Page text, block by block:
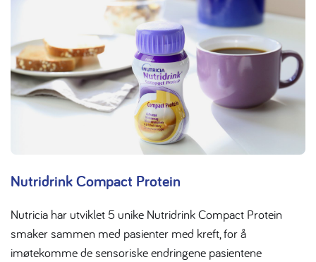
Nutridrink Compact Protein
Nutricia har utviklet 5 unike Nutridrink Compact Protein
smaker sammen med pasienter med kreft, for å
imøtekomme de sensoriske endringene pasientene